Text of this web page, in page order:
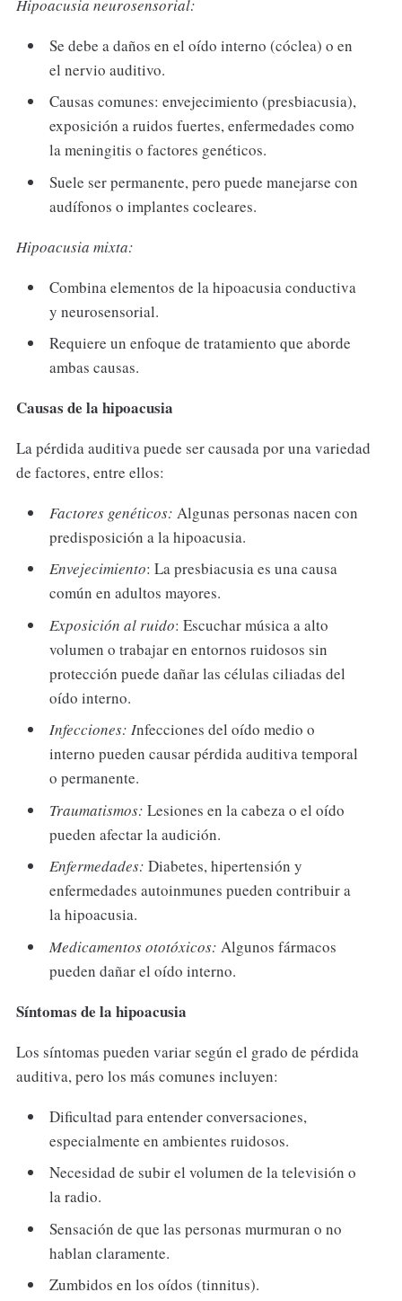
Hipoacusia neurosensorial:
Se debe a daños en el oído interno (cóclea) o en
el nervio auditivo.
Causas comunes: envejecimiento (presbiacusia),
exposición a ruidos fuertes, enfermedades como
la meningitis o factores genéticos.
Suele ser permanente, pero puede manejarse con
audífonos o implantes cocleares.
Hipoacusia mixta:
Combina elementos de la hipoacusia conductiva
y neurosensorial.
Requiere un enfoque de tratamiento que aborde
ambas causas.
Causas de la hipoacusia
La pérdida auditiva puede ser causada por una variedad
de factores, entre ellos:
Factores genéticos: Algunas personas nacen con
predisposición a la hipoacusia.
Envejecimiento: La presbiacusia es una causa
común en adultos mayores.
Exposición al ruido: Escuchar música a alto
volumen o trabajar en entornos ruidosos sin
protección puede dañar las células ciliadas del
oído interno.
Infecciones: Infecciones del oído medio o
interno pueden causar pérdida auditiva temporal
o permanente.
Traumatismos: Lesiones en la cabeza o el oído
pueden afectar la audición.
Enfermedades:Diabetes, hipertensión y
enfermedades autoinmunes pueden contribuir a
la hipoacusia.
Medicamentos ototóxicos:Algunos fármacos
pueden dañar el oído interno.
Síntomas de la hipoacusia
Los síntomas pueden variar según el grado de pérdida
auditiva, pero los más comunes incluyen:
Dificultad para entender conversaciones,
especialmente en ambientes ruidosos.
Necesidad de subir el volumen de la televisión o
la radio.
Sensación de que las personas murmuran o no
hablan claramente.
Zumbidos en los oídos (tinnitus).